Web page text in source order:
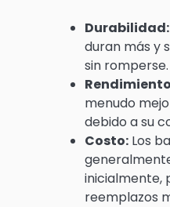
Durabilidad:
duran más y
sin romperse.
menudo
debido a su
Costo: Los
inicialmente,
reemplazos